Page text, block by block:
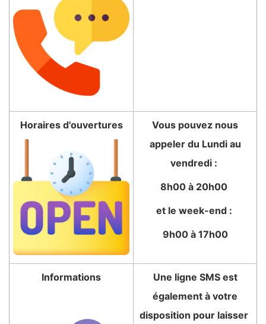
Horaires d'ouvertures
Vous pouvez nous
appeler du Lundi au
vendredi :
8h00 à 20h00
et le week-end :
9h00 à 17h00
Informations
Une ligne SMS est
également à votre
disposition pour laisser